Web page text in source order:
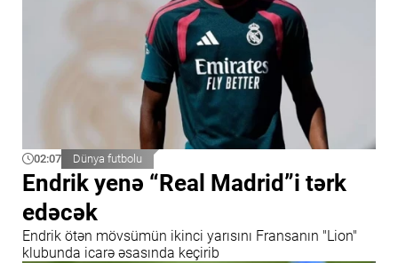
02:07 Dünya futbolu
Endrik yenə “Real Madrid”i tərk
edəcək
Endrik ötən mövsümün ikinci yarısını Fransanın "Lion"
klubunda icarə əsasında keçirib